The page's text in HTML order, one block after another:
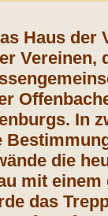
Haus
In
die
mit
das